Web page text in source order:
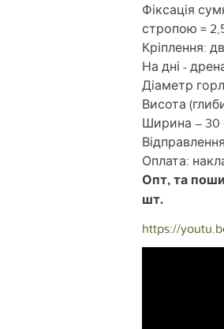
Фіксація
стропою =
Кріплення:
На дні -
Діаметр
Висота
Ширина – 30
Оплата:
Опт, та
шт.
https://